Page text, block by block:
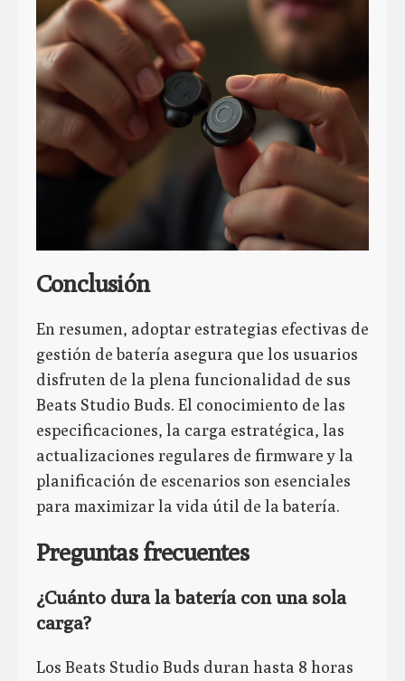
Conclusión
En resumen, adoptar estrategias efectivas de
gestión de batería asegura que los usuarios
disfruten de la plena funcionalidad de sus
Beats Studio Buds. El conocimiento de las
especificaciones, la carga estratégica, las
actualizaciones regulares de firmware y la
planificación de escenarios son esenciales
para maximizar la vida útil de la batería.
Preguntas frecuentes
¿Cuánto dura la batería con una sola
carga?
Los Beats Studio Buds duran hasta 8 horas